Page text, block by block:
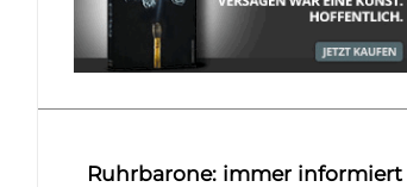
Ruhrbarone: immer informiert